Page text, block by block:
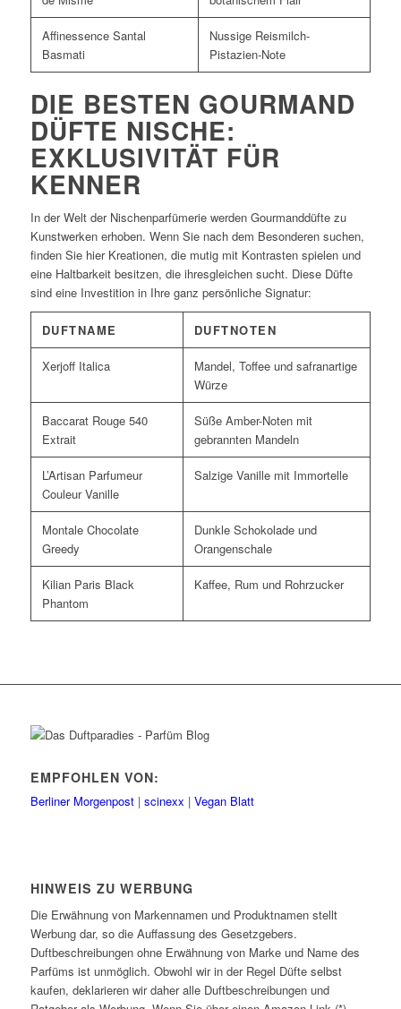
Affinessence Santal
Basmati
Nussige Reismilch-
Pistazien-Note
DIE BESTEN GOURMAND
DÜFTE NISCHE:
EXKLUSIVITÄT FÜR
KENNER
In der Welt der Nischenparfümerie werden Gourmanddüfte zu
Kunstwerken erhoben. Wenn Sie nach dem Besonderen suchen,
finden Sie hier Kreationen, die mutig mit Kontrasten spielen und
eine Haltbarkeit besitzen, die ihresgleichen sucht. Diese Düfte
sind eine Investition in Ihre ganz persönliche Signatur:
DUFTNAME DUFTNOTEN
Xerjoff Italica
Mandel, Toffee und safranartige
Würze
Baccarat Rouge 540
Extrait
Süße Amber-Noten mit
gebrannten Mandeln
L’Artisan Parfumeur
Couleur Vanille
Salzige Vanille mit Immortelle
Montale Chocolate
Greedy
Dunkle Schokolade und
Orangenschale
Kilian Paris Black
Phantom
Kaffee, Rum und Rohrzucker
EMPFOHLEN VON:
Berliner Morgenpost | scinexx | Vegan Blatt
HINWEIS ZU WERBUNG
Die Erwähnung von Markennamen und Produktnamen stellt
Werbung dar, so die Auffassung des Gesetzgebers.
Duftbeschreibungen ohne Erwähnung von Marke und Name des
Parfüms ist unmöglich. Obwohl wir in der Regel Düfte selbst
kaufen, deklarieren wir daher alle Duftbeschreibungen und